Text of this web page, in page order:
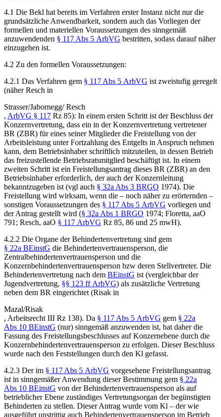
4.1 Die Bekl hat bereits im Verfahren erster Instanz nicht nur die
grundsätzliche Anwendbarkeit, sondern auch das Vorliegen der
formellen und materiellen Voraussetzungen des sinngemäß
anzuwendenden § 117 Abs 5 ArbVG bestritten, sodass darauf näher
einzugehen ist.
4.2 Zu den formellen Voraussetzungen:
4.2.1 Das Verfahren gem § 117 Abs 5 ArbVG ist zweistufig geregelt
(näherResch in
Strasser/Jabornegg/ Resch
, ArbVG § 117 Rz 85): In einem ersten Schritt ist der Beschluss der
Konzernvertretung, dass ein in der Konzernvertretung vertretener
BR (ZBR) für eines seiner Mitglieder die Freistellung von der
Arbeitsleistung unter Fortzahlung des Entgelts in Anspruch nehmen
kann, dem Betriebsinhaber schriftlich mitzuteilen, in dessen Betrieb
das freizustellende Betriebsratsmitglied beschäftigt ist. In einem
zweiten Schritt ist ein Freistellungsantrag dieses BR (ZBR) an den
Betriebsinhaber erforderlich, der auch der Konzernleitung
bekanntzugeben ist (vgl auch § 32a Abs 3 BRGO 1974). Die
Freistellung wird wirksam, wenn die – noch näher zu erörternden –
sonstigen Voraussetzungen des § 117 Abs 5 ArbVG vorliegen und
der Antrag gestellt wird (§ 32a Abs 1 BRGO 1974; Floretta, aaO
791; Resch, aaO § 117 ArbVG Rz 85, 86 und 25 mwH).
4.2.2 Die Organe der Behindertenvertretung sind gem
§ 22a BEinstG die Behindertenvertrauensperson, die
Zentralbehindertenvertrauensperson und die
Konzernbehindertenvertrauensperson bzw deren Stellvertreter. Die
Behindertenvertretung nach dem BEinstG ist (vergleichbar der
Jugendvertretung, §§ 123 ff ArbVG) als zusätzliche Vertretung
neben dem BR eingerichtet (Risak in
Mazal/Risak
, Arbeitsrecht III Rz 138). Da § 117 Abs 5 ArbVG gem § 22a
Abs 10 BEinstG (nur) sinngemäß anzuwenden ist, hat daher die
Fassung des Freistellungsbeschlusses auf Konzernebene durch die
Konzernbehindertenvertrauensperson zu erfolgen. Dieser Beschluss
wurde nach den Feststellungen durch den Kl gefasst.
4.2.3 Der im § 117 Abs 5 ArbVG vorgesehene Freistellungsantrag
ist in sinngemäßer Anwendung dieser Bestimmung gem § 22a
Abs 10 BEinstG von der Behindertenvertrauensperson als auf
betrieblicher Ebene zuständiges Vertretungsorgan der begünstigten
Behinderten zu stellen. Dieser Antrag wurde vom Kl – der wie
ausgeführt unstrittig auch Behindertenvertrauensperson im Betrieb